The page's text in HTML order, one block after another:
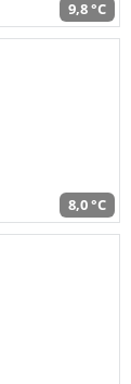
9,8 °C
8,0 °C